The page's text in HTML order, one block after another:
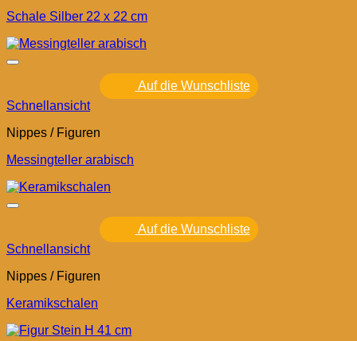
Schale Silber 22 x 22 cm
Auf die Wunschliste
Schnellansicht
Nippes / Figuren
Messingteller arabisch
Auf die Wunschliste
Schnellansicht
Nippes / Figuren
Keramikschalen